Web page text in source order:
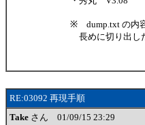
※ dump.txt の内容
長めに切り出した
RE:03092 再現手順
Take さん 01/09/15 23:29